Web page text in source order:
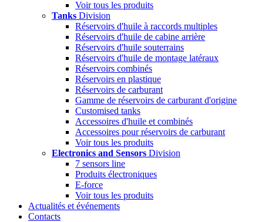
Voir tous les produits
Tanks Division
Réservoirs d'huile à raccords multiples
Réservoirs d'huile de cabine arrière
Réservoirs d'huile souterrains
Réservoirs d'huile de montage latéraux
Réservoirs combinés
Réservoirs en plastique
Réservoirs de carburant
Gamme de réservoirs de carburant d'origine
Customised tanks
Accessoires d'huile et combinés
Accessoires pour réservoirs de carburant
Voir tous les produits
Electronics and Sensors Division
7 sensors line
Produits électroniques
E-force
Voir tous les produits
Actualités et événements
Contacts